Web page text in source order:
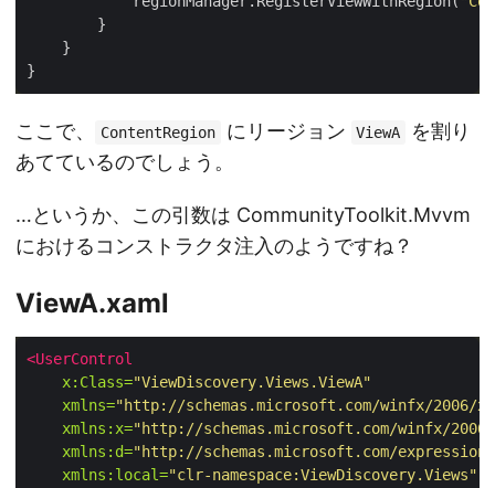
ここで、 ContentRegion にリージョン ViewA
を割り
あてているのでしょう。
…というか、この引数は CommunityToolkit.Mvvm
におけるコンストラクタ注入のようですね？
ViewA.xaml
<UserControl
x:Class="ViewDiscovery.Views.ViewA"
xmlns="http://schemas.microsoft.com/winfx/2006/
xmlns:x="http://schemas.microsoft.com/winfx/
xmlns:d="http://schemas.microsoft.com/
xmlns:local="clr-namespace:ViewDiscovery.Views"